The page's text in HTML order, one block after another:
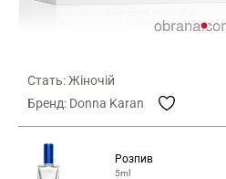
Стать: Жіночій
Бренд: Donna Karan
Розпив
5ml